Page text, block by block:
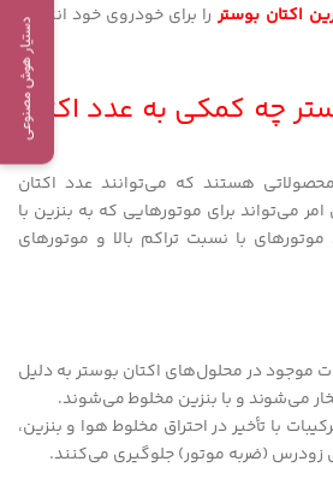
اکتان بوستر را برای خودروی خود انتخاب
چه کمکی به عدد اکتان
هستند که می‌توانند عدد اکتان
می‌تواند برای موتورهایی که به بنزین با
موتورهای با نسبت تراکم بالا و موتورهای
موجود در محلول‌های اکتان بوستر به دلیل
بخار می‌شوند و با بنزین مخلوط می‌شوند.
با تأخیر در احتراق مخلوط هوا و بنزین،
زودرس (ضربه موتور) جلوگیری می‌کنند.
دستیار هوش مصنوعی